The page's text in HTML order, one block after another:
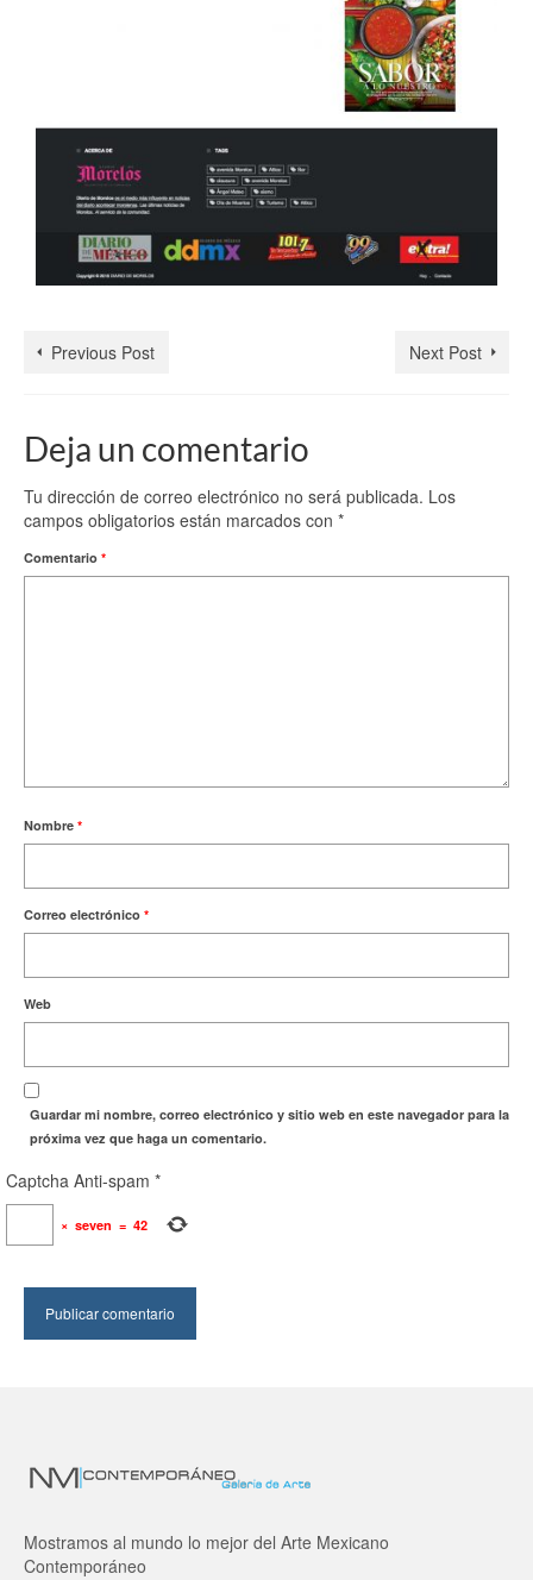
Previous Post Next Post
Deja un comentario
Tu dirección de correo electrónico no será publicada. Los
campos obligatorios están marcados con *
Comentario *
Nombre *
Correo electrónico *
Web
Guardar mi nombre, correo electrónico y sitio web en este navegador para la
próxima vez que haga un comentario.
Captcha Anti-spam *
× seven = 42
Mostramos al mundo lo mejor del Arte Mexicano
Contemporáneo